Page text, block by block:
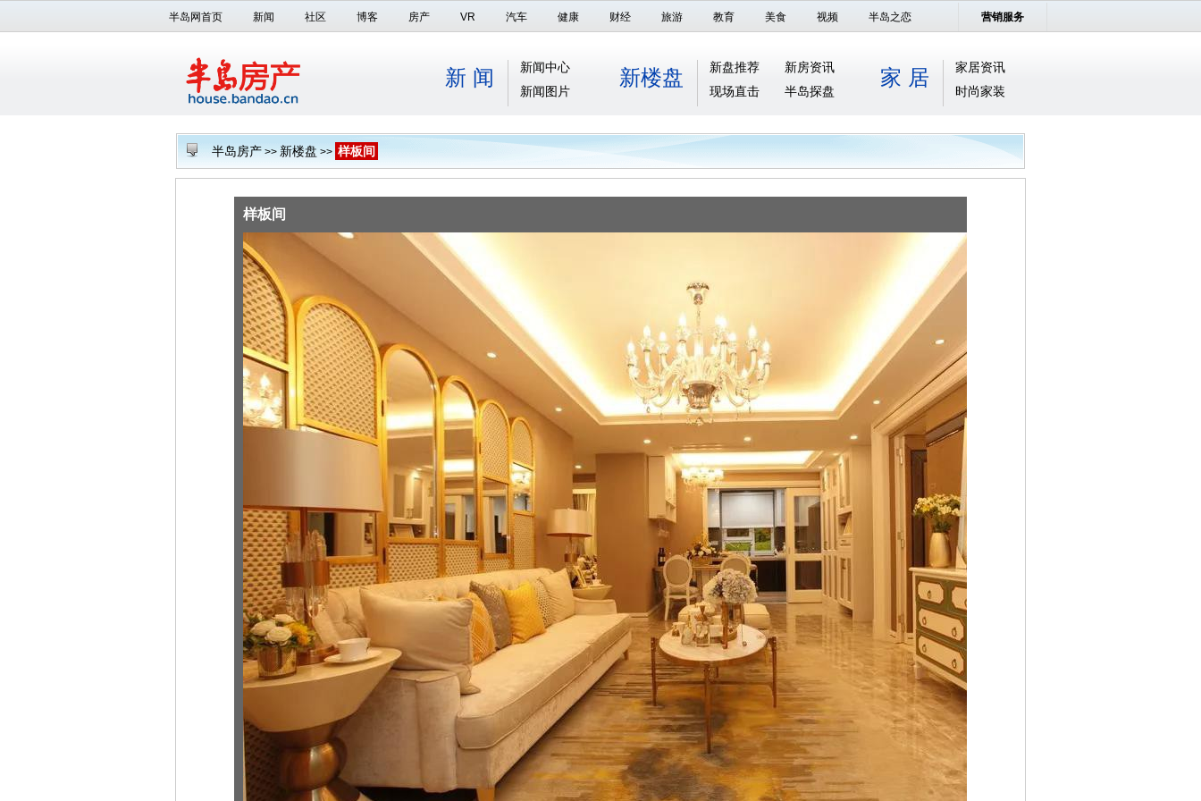
半岛网首页 新闻 社区 博客 房产 VR 汽车 健康 财经 旅游 教育 美食 视频 半岛之恋 营销服务
新 闻
新闻中心
新闻图片
新楼盘 新盘推荐
新房资讯
现场直击
半岛探盘
家 居
家居资讯
时尚家装
半岛房产 >> 新楼盘 >> 样板间
样板间